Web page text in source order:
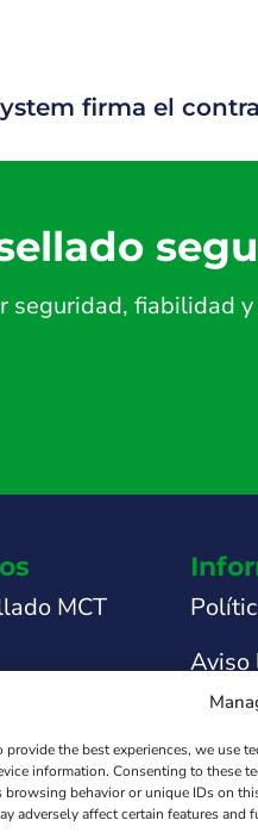
provide the best experiences, we use
information. Consenting to these
browsing behavior or unique IDs on
adversely affect certain features and
seguridad, fiabilidad
MCT
técnicas
técnica
sobre el
Aviso
Ley